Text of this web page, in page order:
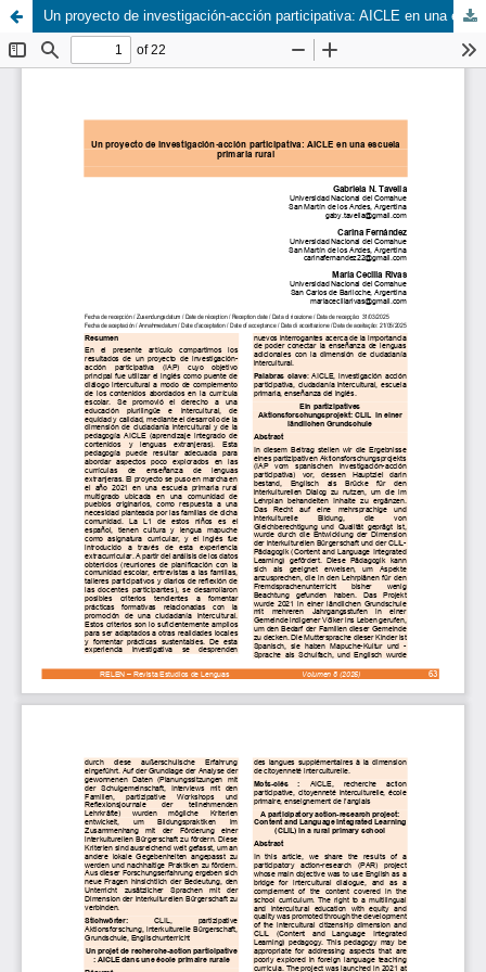
Un proyecto de investigación-acción participativa: AICLE en una escuela primaria rural